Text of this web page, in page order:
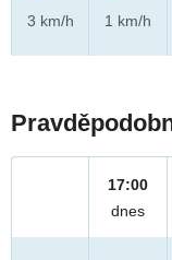
3 km/h
1 km/h
17:00
dnes